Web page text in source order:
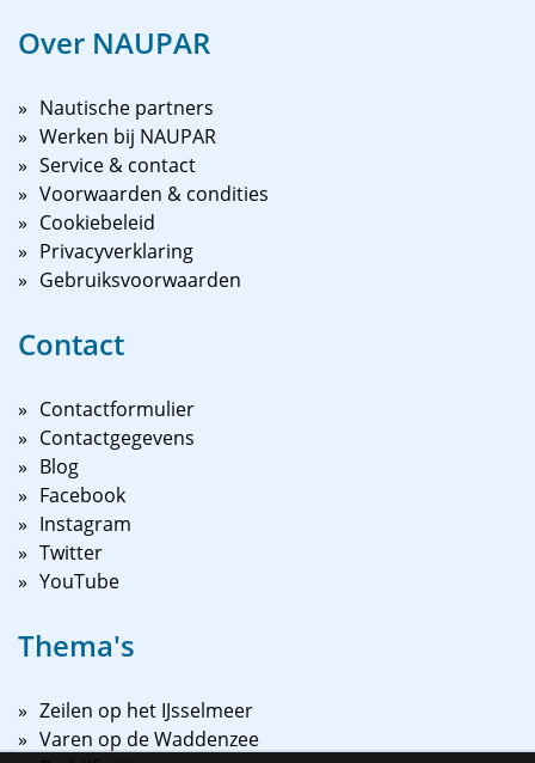
Over NAUPAR
Nautische partners
Werken bij NAUPAR
Service & contact
Voorwaarden & condities
Cookiebeleid
Privacyverklaring
Gebruiksvoorwaarden
Contact
Contactformulier
Contactgegevens
Blog
Facebook
Instagram
Twitter
YouTube
Thema's
Zeilen op het IJsselmeer
Varen op de Waddenzee